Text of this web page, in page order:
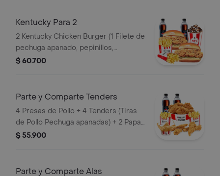
Kentucky Para 2
2 Kentucky Chicken Burger (1 Filete de
pechuga apanado, pepinillos,
mayonesa premium y mantequilla) + 2
$ 60.700
Parte y Comparte Tenders
4 Presas de Pollo + 4 Tenders (Tiras
de Pollo Pechuga apanadas) + 2 Papas
Pequeñas + 1 Balde de Salsa 100g + 2
$ 55.900
Parte y Comparte Alas